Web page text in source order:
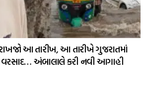
આ તારીખ, આ તારીખે ગુજરાતમાં
અંબાલાલે કરી નવી આગાહી